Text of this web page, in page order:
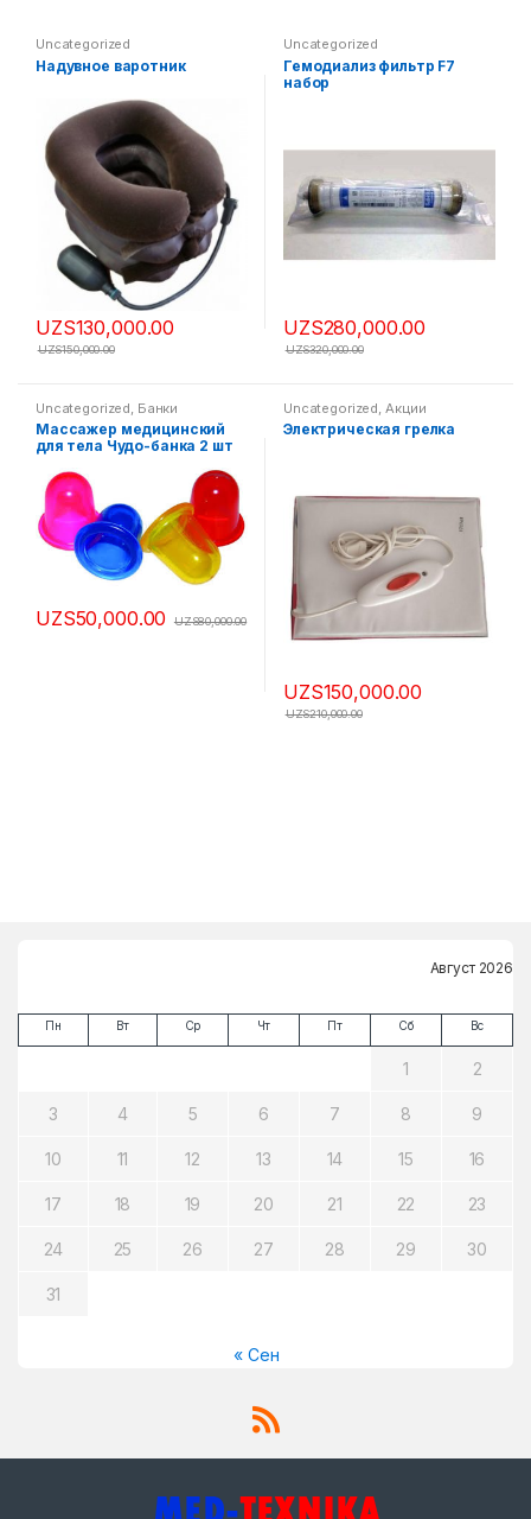
Uncategorized
Надувное варотник
UZS130,000.00
UZS150,000.00
Uncategorized
Гемодиализ фильтр F7
набор
UZS280,000.00
UZS320,000.00
Uncategorized Банки
Массажер медицинский
для тела Чудо-банка 2 шт
UZS50,000.00 UZS80,000.00
Uncategorized Акции
Электрическая грелка
UZS150,000.00
UZS210,000.00
Август 2026
Пн Вт Ср Чт Пт Сб Вс
1 2
3 4 5 6 7 8 9
10 11 12 13 14 15 16
17 18 19 20 21 22 23
24 25 26 27 28 29 30
31
« Сен